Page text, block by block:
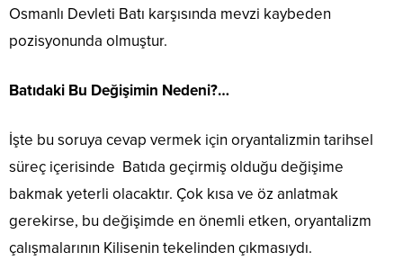
Osmanlı Devleti Batı karşısında mevzi kaybeden
pozisyonunda olmuştur.
Batıdaki Bu Değişimin Nedeni?…
İşte bu soruya cevap vermek için oryantalizmin tarihsel
süreç içerisinde Batıda geçirmiş olduğu değişime
bakmak yeterli olacaktır. Çok kısa ve öz anlatmak
gerekirse, bu değişimde en önemli etken, oryantalizm
çalışmalarının Kilisenin tekelinden çıkmasıydı.